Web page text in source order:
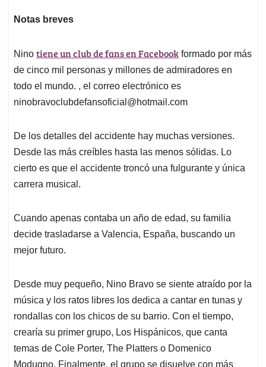
Notas breves
Nino tiene un club de fans en Facebook formado por más
de cinco mil personas y millones de admiradores en
todo el mundo. , el correo electrónico es
ninobravoclubdefansoficial@hotmail.com
De los detalles del accidente hay muchas versiones.
Desde las más creíbles hasta las menos sólidas. Lo
cierto es que el accidente troncó una fulgurante y única
carrera musical.
Cuando apenas contaba un año de edad, su familia
decide trasladarse a Valencia, España, buscando un
mejor futuro.
Desde muy pequeño, Nino Bravo se siente atraído por la
música y los ratos libres los dedica a cantar en tunas y
rondallas con los chicos de su barrio. Con el tiempo,
crearía su primer grupo, Los Hispánicos, que canta
temas de Cole Porter, The Platters o Domenico
Modugno. Finalmente, el grupo se disuelve con más